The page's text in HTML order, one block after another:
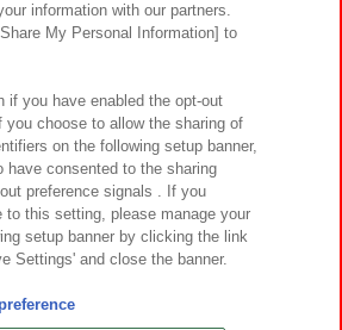
ウェブアクセシビリティ方針と検証結果
ともに
対応方針 よくあるご質問・お問い合わせ
Namco Amusement Inc.
Namco Amusement Lab Inc.
information with our partners.
My Personal Information] to
if you have enabled the opt-out
you choose to allow the sharing of
on the following setup banner,
have consented to the sharing
preference signals . If you
to this setting, please manage your
setup banner by clicking the link
Settings' and close the banner.